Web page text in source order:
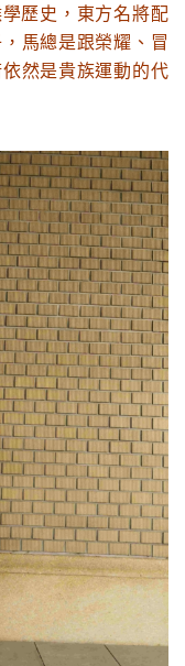
歷史，東方名將配
馬總是跟榮耀、冒
然是貴族運動的代